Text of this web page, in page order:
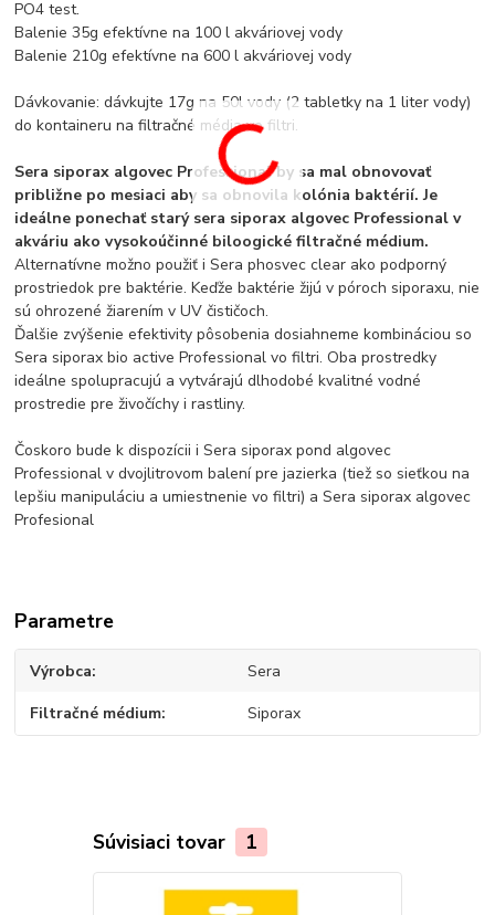
PO4 test.
Balenie 35g efektívne na 100 l akváriovej vody
Balenie 210g efektívne na 600 l akváriovej vody
Dávkovanie: dávkujte 17g na 50l vody (2 tabletky na 1 liter vody)
do kontaineru na filtračné média vo filtri.
Sera siporax algovec Professional by sa mal obnovovať
približne po mesiaci aby sa obnovila kolónia baktérií. Je
ideálne ponechať starý sera siporax algovec Professional v
akváriu ako vysokoúčinné biloogické filtračné médium.
Alternatívne možno použiť i Sera phosvec clear ako podporný
prostriedok pre baktérie. Keďže baktérie žijú v póroch siporaxu, nie
sú ohrozené žiarením v UV čističoch.
Ďalšie zvýšenie efektivity pôsobenia dosiahneme kombináciou so
Sera siporax bio active Professional vo filtri. Oba prostredky
ideálne spolupracujú a vytvárajú dlhodobé kvalitné vodné
prostredie pre živočíchy i rastliny.
Čoskoro bude k dispozícii i Sera siporax pond algovec
Professional v dvojlitrovom balení pre jazierka (tiež so sieťkou na
lepšiu manipuláciu a umiestnenie vo filtri) a Sera siporax algovec
Profesional
Parametre
Výrobca Sera
Filtračné médium Siporax
Súvisiaci tovar 1